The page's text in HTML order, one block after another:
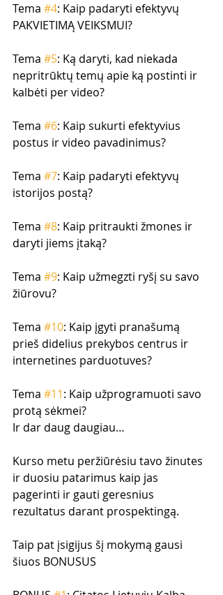
Tema #4: Kaip padaryti efektyvų
PAKVIETIMĄ VEIKSMUI?
Tema #5: Ką daryti, kad niekada
nepritrūktų temų apie ką postinti ir
kalbėti per video?
Tema #6: Kaip sukurti efektyvius
postus ir video pavadinimus?
Tema #7: Kaip padaryti efektyvų
istorijos postą?
Tema #8: Kaip pritraukti žmones ir
daryti jiems įtaką?
Tema #9: Kaip užmegzti ryšį su savo
žiūrovu?
Tema #10: Kaip įgyti pranašumą
prieš didelius prekybos centrus ir
internetines parduotuves?
Tema #11: Kaip užprogramuoti savo
protą sėkmei?
Ir dar daug daugiau…
Kurso metu peržiūrėsiu tavo žinutes
ir duosiu patarimus kaip jas
pagerinti ir gauti geresnius
rezultatus darant prospektingą.
Taip pat įsigijus šį mokymą gausi
šiuos BONUSUS